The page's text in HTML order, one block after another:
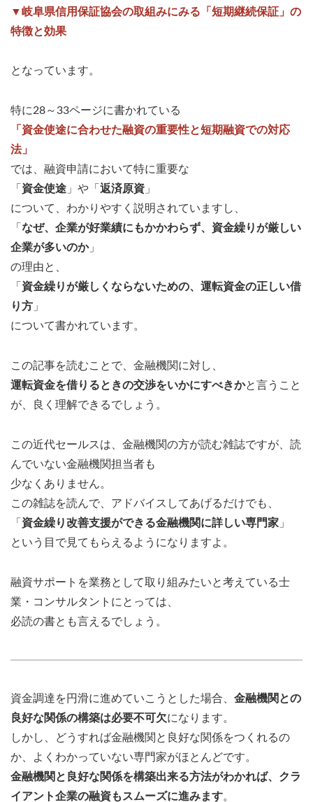
▼岐阜県信用保証協会の取組みにみる「短期継続保証」の
特徴と効果
となっています。
特に28～33ページに書かれている
「資金使途に合わせた融資の重要性と短期融資での対応
法」
では、融資申請において特に重要な
「 資金使途 」や「 返済原資 」
について、わかりやすく説明されていますし、
「 なぜ、企業が好業績にもかかわらず、資金繰りが厳しい
企業が多いのか」
の理由と、
「 資金繰りが厳しくならないための、運転資金の正しい借
り方 」
について書かれています。
この記事を読むことで、金融機関に対し、
運転資金を借りるときの交渉をいかにすべきかと言うこと
が、良く理解できるでしょう。
この近代セールスは、金融機関の方が読む雑誌ですが、読
んでいない金融機関担当者も
少なくありません。
この雑誌を読んで、アドバイスしてあげるだけでも、
「 資金繰り改善支援ができる金融機関に詳しい専門家 」
という目で見てもらえるようになりますよ。
融資サポートを業務として取り組みたいと考えている士
業・コンサルタントにとっては、
必読の書とも言えるでしょう。
資金調達を円滑に進めていこうとした場合、 金融機関との
良好な関係の構築は必要不可欠になります。
しかし、どうすれば金融機関と良好な関係をつくれるの
か、よくわかっていない専門家がほとんどです。
金融機関と良好な関係を構築出来る方法がわかれば、クラ
イアント企業の融資もスムーズに進みます。